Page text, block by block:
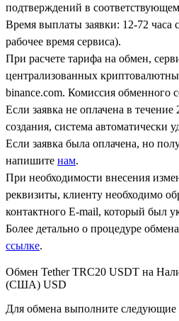
подтверждений в
Время выплаты заявки: 12-72 часа
рабочее время сервиса).
При расчете тарифа на обмен,
централизованных
binance.com. Комиссия обменного
Если заявка не оплачена в
создания, система автоматически
Если заявка была оплачена, но
напишите нам.
При необходимости внесения
реквизиты, клиенту необходимо
контактного Е-mail, который был
Более детально о процедуре
ссылке.
Обмен Tether TRC20 USDT на
(США) USD
Для обмена выполните следующие